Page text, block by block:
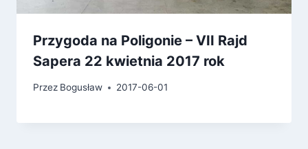
Przygoda na Poligonie – VII Rajd
Sapera 22 kwietnia 2017 rok
Przez Bogusław 2017-06-01